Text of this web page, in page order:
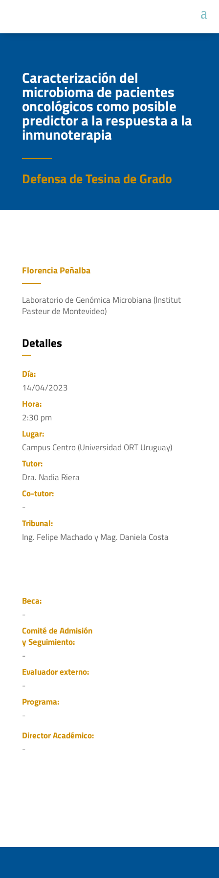
Caracterización del
microbioma de pacientes
oncológicos como posible
predictor a la respuesta a la
inmunoterapia
Defensa de Tesina de Grado
Florencia Peñalba
Laboratorio de Genómica Microbiana (Institut
Pasteur de Montevideo)
Detalles
Día:
14/04/2023
Hora:
2:30 pm
Lugar:
Campus Centro (Universidad ORT Uruguay)
Tutor:
Dra. Nadia Riera
Co-tutor:
-
Tribunal:
Ing. Felipe Machado y Mag. Daniela Costa
Beca:
-
Comité de Admisión
y Seguimiento:
-
Evaluador externo:
-
Programa:
-
Director Académico:
-